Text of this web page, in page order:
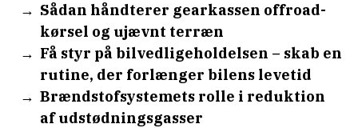
Sådan håndterer gearkassen offroad-
kørsel og ujævnt terræn
Få styr på bilvedligeholdelsen – skab en
rutine, der forlænger bilens levetid
Brændstofsystemets rolle i reduktion
af udstødningsgasser